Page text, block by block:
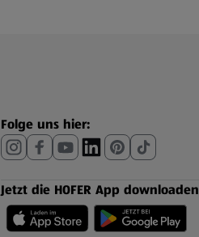
Folge uns hier:
Jetzt die HOFER App downloaden